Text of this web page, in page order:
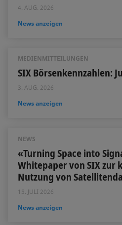
4. AUG. 2026
News anzeigen
MEDIENMITTEILUNGEN
SIX Börsenkennzahlen:
3. AUG. 2026
News anzeigen
NEWS
«Turning Space into
Whitepaper von SIX zur
Nutzung von
15. JULI 2026
News anzeigen